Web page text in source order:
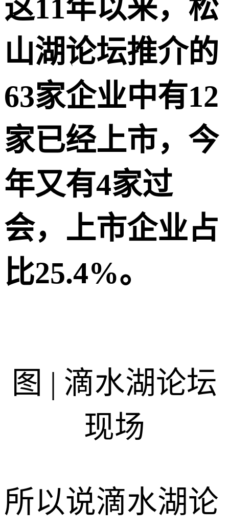
这11年以来，松
山湖论坛推介的
63家企业中有12
家已经上市，今
年又有4家过
会，上市企业占
比25.4%。
图 | 滴水湖论坛
现场
所以说滴水湖论